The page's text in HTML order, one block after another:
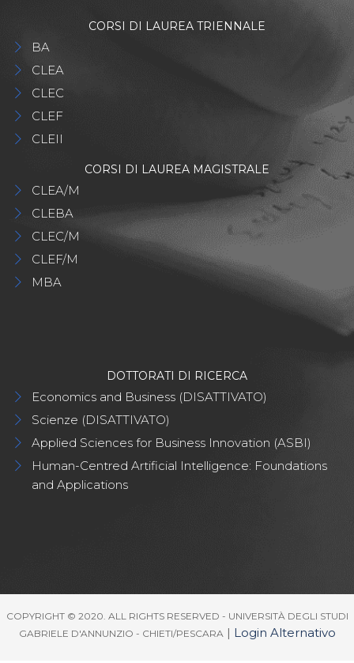
CORSI DI LAUREA TRIENNALE
BA
CLEA
CLEC
CLEF
CLEII
CORSI DI LAUREA MAGISTRALE
CLEA/M
CLEBA
CLEC/M
CLEF/M
MBA
DOTTORATI DI RICERCA
Economics and Business (DISATTIVATO)
Scienze (DISATTIVATO)
Applied Sciences for Business Innovation (ASBI)
Human-Centred Artificial Intelligence: Foundations
and Applications
COPYRIGHT © 2020. ALL RIGHTS RESERVED - UNIVERSITÀ DEGLI STUDI
GABRIELE D'ANNUNZIO - CHIETI/PESCARA| Login Alternativo